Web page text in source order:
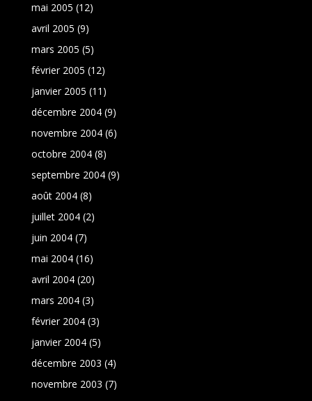
mai 2005 (12)
avril 2005 (9)
mars 2005 (5)
février 2005 (12)
janvier 2005 (11)
décembre 2004(9)
novembre 2004(6)
octobre 2004(8)
septembre 2004(9)
août 2004(8)
juillet 2004(2)
juin 2004(7)
mai 2004(16)
avril 2004(20)
mars 2004(3)
février 2004(3)
janvier 2004(5)
décembre 2003 (4)
novembre 2003 (7)